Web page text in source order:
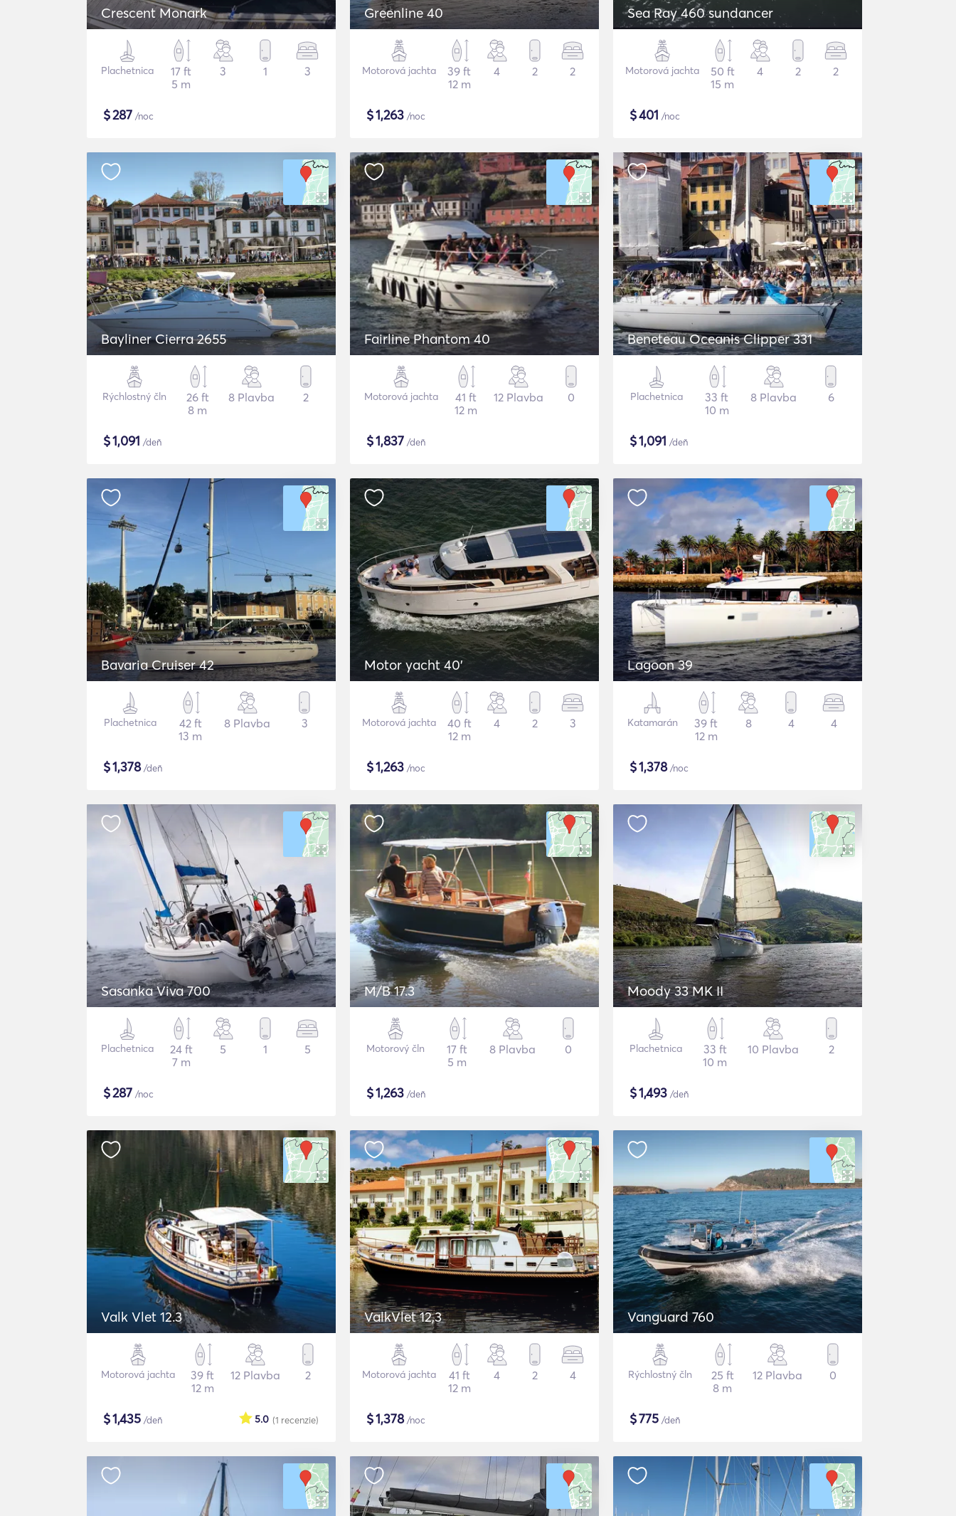
Crescent Monark
Plachetnica
17 ft
5 m
3 1 3
$287 /noc
Greenline 40
Motorová jachta
39 ft
12 m
4 2 2
$1,263 /noc
Sea Ray 460 sundancer
Motorová jachta
50 ft
15 m
4 2 2
$401 /noc
Bayliner Cierra 2655
Rýchlostný čln
26 ft
8 m
8 Plavba 2
$1,091 /deň
Fairline Phantom 40
Motorová jachta
41 ft
12 m
12 Plavba 0
$1,837 /deň
Beneteau Oceanis Clipper 331
Plachetnica
33 ft
10 m
8 Plavba 6
$1,091 /deň
Bavaria Cruiser 42
Plachetnica
42 ft
13 m
8 Plavba 3
$1,378/deň
Motor yacht 40'
Motorová jachta
40 ft
12 m
4 2 3
$1,263 /noc
Lagoon 39
Katamarán
39 ft
12 m
8 4 4
$1,378/noc
Sasanka Viva 700
Plachetnica
24 ft
7 m
5 1 5
$287 /noc
M/B 17.3
Motorový čln
17 ft
5 m
8 Plavba 0
$1,263 /deň
Moody 33 MK II
Plachetnica
33 ft
10 m
10 Plavba 2
$1,493 /deň
Valk Vlet 12.3
Motorová jachta
39 ft
12 m
12 Plavba 2
$1,435 /deň (1 recenzie)
5.0
ValkVlet 12,3
Motorová jachta
41 ft
12 m
4 2 4
$1,378/noc
Vanguard 760
Rýchlostný čln
25 ft
8 m
12 Plavba 0
$775 /deň